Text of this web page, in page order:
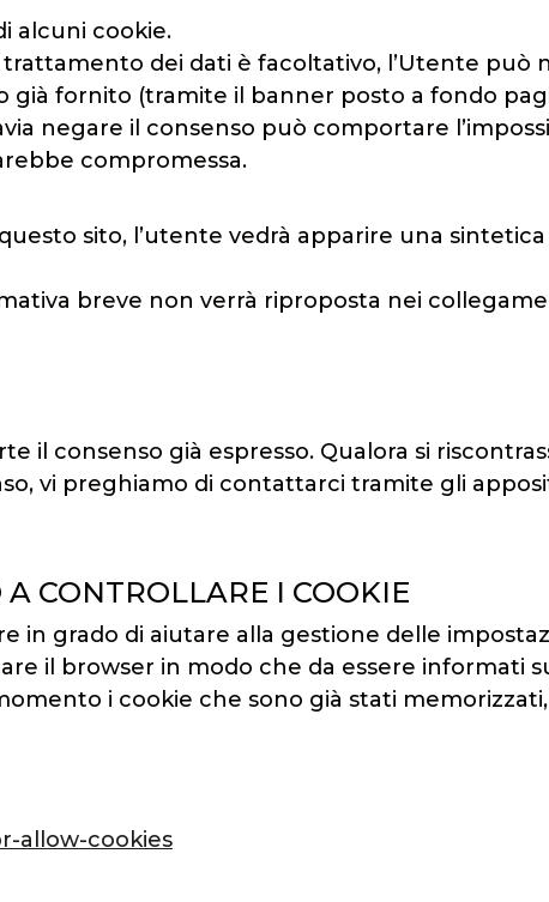
alcuni cookie.
dei dati è facoltativo, l’Utente può
già fornito (tramite il banner posto a fondo
negare il consenso può comportare
compromessa.
sito, l’utente vedrà apparire una
breve non verrà riproposta nei
il consenso già espresso. Qualora si
vi preghiamo di contattarci tramite gli
CONTROLLARE I COOKIE
in grado di aiutare alla gestione delle
il browser in modo che da essere informati
i cookie che sono già stati
allow-cookies